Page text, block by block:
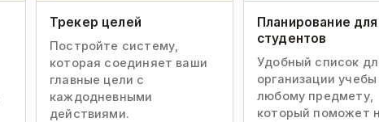
Трекер целей
Постройте систему,
которая соединяет ваши
главные цели с
каждодневными
действиями.
Планирование для
студентов
Удобный список
организации учебы
любому предмету,
который поможет